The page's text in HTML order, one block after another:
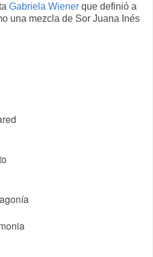
Gabriela Wiener que definió a
una mezcla de Sor Juana Inés